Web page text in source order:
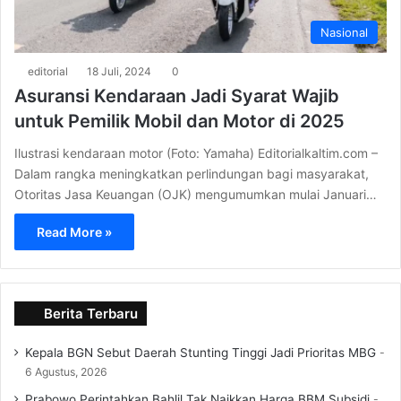
Nasional
editorial 18 Juli, 2024 0
Asuransi Kendaraan Jadi Syarat Wajib
untuk Pemilik Mobil dan Motor di 2025
Ilustrasi kendaraan motor (Foto: Yamaha) Editorialkaltim.com –
Dalam rangka meningkatkan perlindungan bagi masyarakat,
Otoritas Jasa Keuangan (OJK) mengumumkan mulai Januari…
Read More »
Berita Terbaru
Kepala BGN Sebut Daerah Stunting Tinggi Jadi Prioritas MBG
6 Agustus, 2026